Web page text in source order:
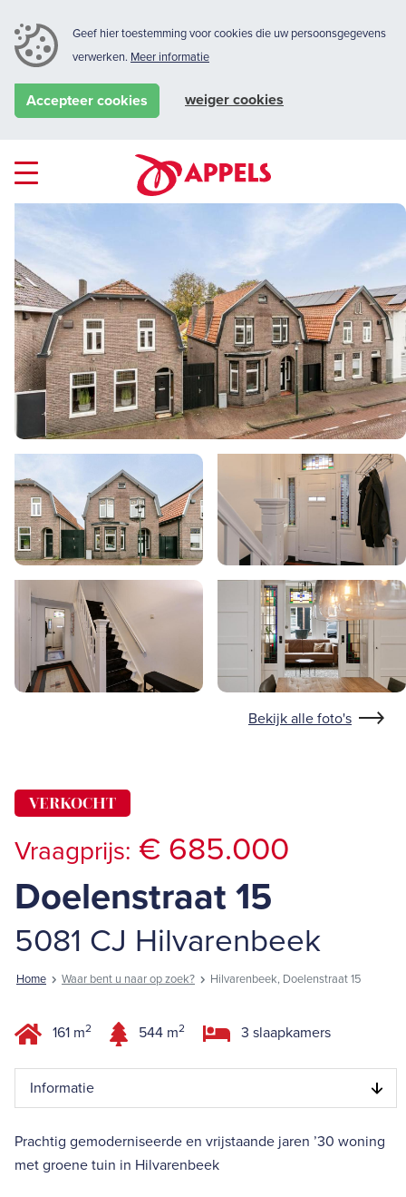
Geef hier toestemming voor cookies die uw persoonsgegevens
verwerken. Meer informatie
Accepteer cookies weiger cookies
Bekijk alle foto's
VERKOCHT
Vraagprijs: € 685.000
Doelenstraat 15
5081 CJ Hilvarenbeek
Home Waar bent u naar op zoek? Hilvarenbeek, Doelenstraat 15
161 m2 544 m2 3 slaapkamers
Informatie
Prachtig gemoderniseerde en vrijstaande jaren ’30 woning
met groene tuin in Hilvarenbeek